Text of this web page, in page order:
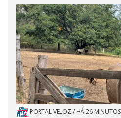
e
o
PORTAL VELOZ / HÁ 26 MINUTOS